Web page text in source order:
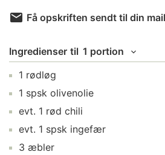
Få opskriften sendt til din mail
Ingredienser til 1 portion
1 rødløg
1 spsk olivenolie
evt. 1 rød chili
evt. 1 spsk ingefær
3 æbler